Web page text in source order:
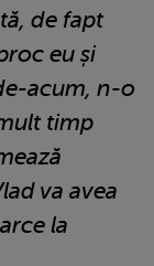
de fapt
eu și
acum, n-o
timp
va avea
la